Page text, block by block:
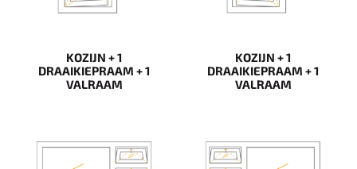
KOZIJN + 1
DRAAIKIEPRAAM + 1
VALRAAM
KOZIJN + 1
DRAAIKIEPRAAM + 1
VALRAAM